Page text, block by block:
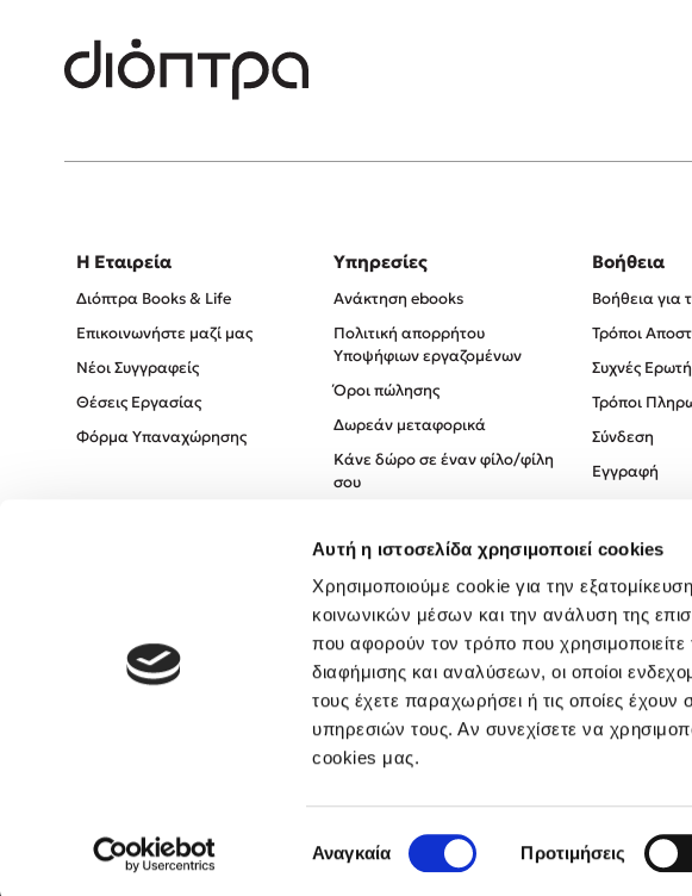
Αυτή η ιστοσελίδα χρησιμοποιεί cookies
Χρησιμοποιούμε cookie για την
κοινωνικών μέσων και την ανάλυση της
που αφορούν τον τρόπο που
διαφήμισης και αναλύσεων, οι οποίοι
τους έχετε παραχωρήσει ή τις οποίες
υπηρεσιών τους. Αν συνεχίσετε να
cookies μας.
συγκατάθεσης
Αναγκαία Προτιμήσεις
Η Εταιρεία
Διόπτρα Books & Life
Επικοινωνήστε μαζί μας
Νέοι Συγγραφείς
Θέσεις Εργασίας
Φόρμα Υπαναχώρησης
Υπηρεσίες
Ανάκτηση ebooks
Πολιτική απορρήτου
Υποψήφιων εργαζομένων
Όροι πώλησης
Δωρεάν μεταφορικά
Κάνε δώρο σε έναν φίλο/φίλη
σου
Πολιτική Απορρήτου
Όροι χρήσης
Βοήθεια
Βοήθεια για
Τρόποι
Συχνές
Τρόποι
Σύνδεση
Εγγραφή